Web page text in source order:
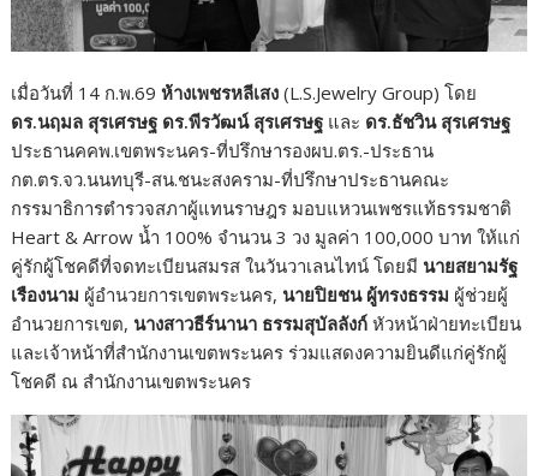
เมื่อวันที่ 14 ก.พ.69ห้างเพชรหลีเสง (L.S.Jewelry Group) โดย
ดร.นฤมล สุรเศรษฐ ดร.พีรวัฒน์ สุรเศรษฐ และ ดร.ธัชวิน สุรเศรษฐ
ประธานคคพ.เขตพระนคร-ที่ปรึกษารองผบ.ตร.-ประธาน
กต.ตร.จว.นนทบุรี-สน.ชนะสงคราม-ที่ปรึกษาประธานคณะ
กรรมาธิการตำรวจสภาผู้แทนราษฎร มอบแหวนเพชรแท้ธรรมชาติ
Heart & Arrow น้ำ 100% จำนวน 3 วง มูลค่า 100,000 บาท ให้แก่
คู่รักผู้โชคดีที่จดทะเบียนสมรส ในวันวาเลนไทน์ โดยมี นายสยามรัฐ
เรืองนาม ผู้อำนวยการเขตพระนคร, นายปิยชน ผู้ทรงธรรม ผู้ช่วยผู้
อำนวยการเขต, นางสาวธีร์นานา ธรรมสุบัลลังก์ หัวหน้าฝ่ายทะเบียน
และเจ้าหน้าที่สำนักงานเขตพระนคร ร่วมแสดงความยินดีแก่คู่รักผู้
โชคดี ณ สำนักงานเขตพระนคร